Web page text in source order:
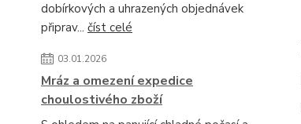
dobírkových a uhrazených objednávek
připrav... číst celé
03.01.2026
Mráz a omezení expedice
choulostivého zboží